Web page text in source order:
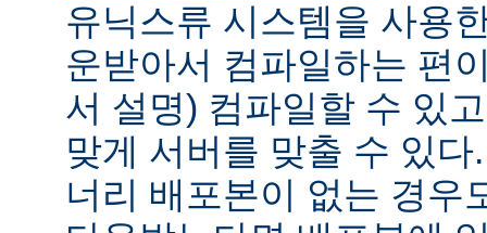
유닉스류 시스템을 사용
운받아서 컴파일하는 편
서 설명) 컴파일할 수 있
맞게 서버를 맞출 수 있
너리 배포본이 없는 경우